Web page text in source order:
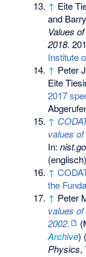
↑ Eite
and
Values
2018.
Institute
↑ Peter
Eite
2017
↑
values
In:
↑
the
↑ Peter
values
2002. (
Archive)
Physics,